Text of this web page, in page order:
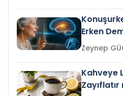
Erken
mi?
Kahveye
Zayıflatır